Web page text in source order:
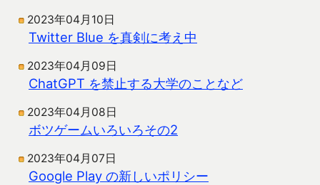
2023年04月10日
Twitter Blue を真剣に考え中
2023年04月09日
ChatGPT を禁止する大学のことなど
2023年04月08日
ボツゲームいろいろその2
2023年04月07日
Google Play の新しいポリシー